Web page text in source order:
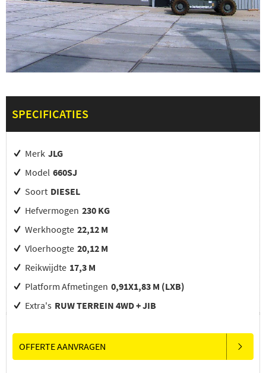
SPECIFICATIES
Merk JLG
Model 660SJ
Soort DIESEL
Hefvermogen 230 KG
Werkhoogte 22,12 M
Vloerhoogte 20,12 M
Reikwijdte 17,3 M
Platform Afmetingen 0,91X1,83 M (LXB)
Extra's RUW TERREIN 4WD + JIB
OFFERTE AANVRAGEN